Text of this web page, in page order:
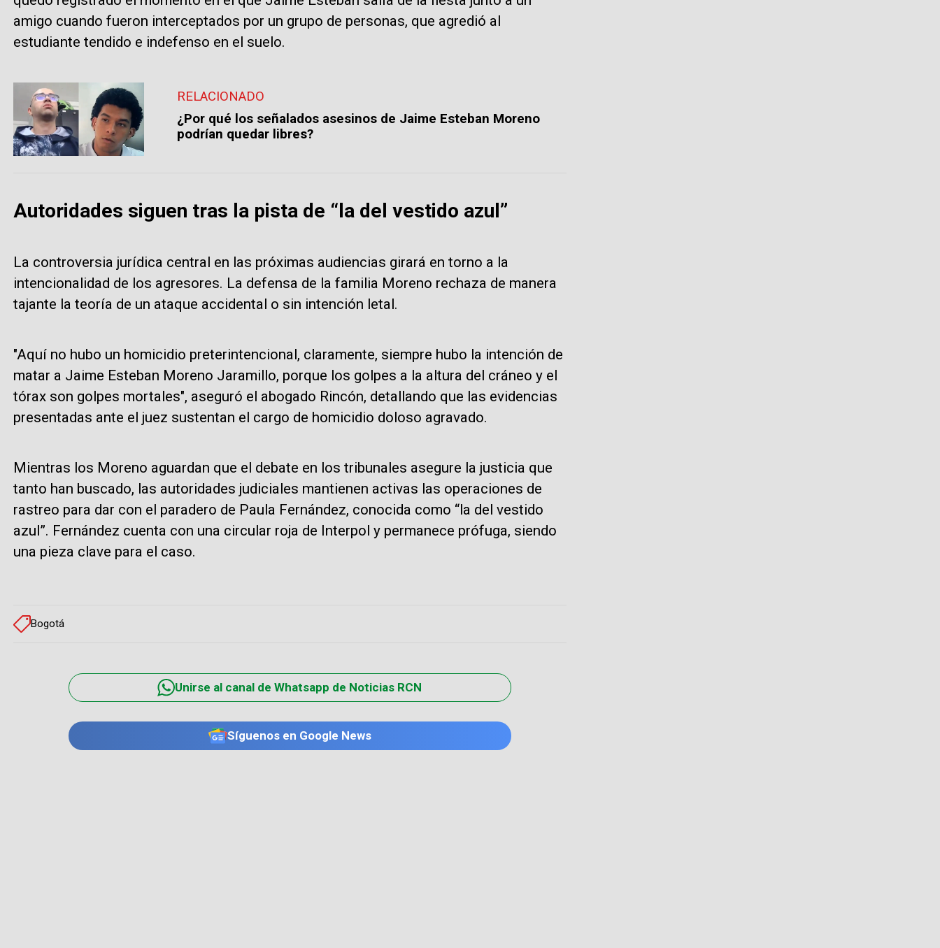
amigo cuando fueron interceptados por un grupo de personas, que agredió al
estudiante tendido e indefenso en el suelo.
RELACIONADO
¿Por qué los señalados asesinos de Jaime Esteban Moreno
podrían quedar libres?
Autoridades siguen tras la pista de “la del vestido azul”
La controversia jurídica central en las próximas audiencias girará en torno a la
intencionalidad de los agresores. La defensa de la familia Moreno rechaza de manera
tajante la teoría de un ataque accidental o sin intención letal.
"Aquí no hubo un homicidio preterintencional, claramente, siempre hubo la intención de
matar a Jaime Esteban Moreno Jaramillo, porque los golpes a la altura del cráneo y el
tórax son golpes mortales", aseguró el abogado Rincón, detallando que las evidencias
presentadas ante el juez sustentan el cargo de homicidio doloso agravado.
Mientras los Moreno aguardan que el debate en los tribunales asegure la justicia que
tanto han buscado, las autoridades judiciales mantienen activas las operaciones de
rastreo para dar con el paradero de Paula Fernández, conocida como “la del vestido
azul”. Fernández cuenta con una circular roja de Interpol y permanece prófuga, siendo
una pieza clave para el caso.
Bogotá
Unirse al canal de Whatsapp de Noticias RCN
Síguenos en Google News